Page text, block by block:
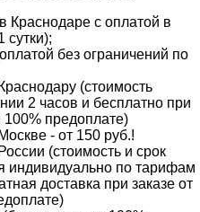
Краснодаре с оплатой в
сутки);
без ограничений по
(стоимость
2 часов и бесплатно при
100% предоплате)
- от 150 руб.!
(стоимость и срок
индивидуально по тарифам
доставка при заказе от